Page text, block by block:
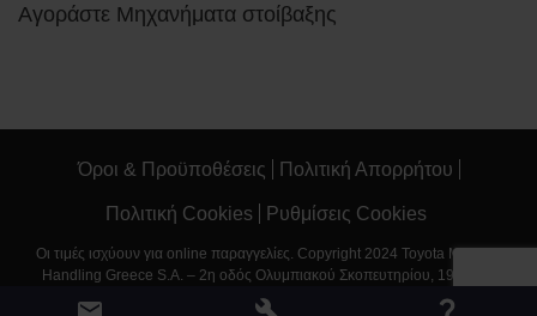
Αγοράστε Μηχανήματα στοίβαξης
Όροι & Προϋποθέσεις Πολιτική Απορρήτου
Πολιτική Cookies Ρυθμίσεις Cookies
Οι τιμές ισχύουν για online παραγγελίες. Copyright 2024 Toyota Material
Handling Greece S.A. – 2η οδός Ολυμπιακού Σκοπευτηρίου, 190 03 –
Μαρκόπουλο Αττικής - Τηλέφωνο: 22990 20200